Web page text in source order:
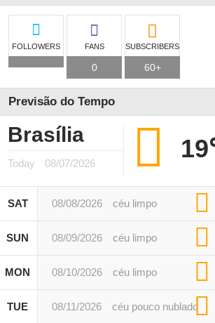
FOLLOWERS FANS
0
SUBSCRIBERS
60+
Previsão do Tempo
Brasília
Today 08/07/2026
SAT 08/08/2026 céu limpo
SUN 08/09/2026 céu limpo
MON 08/10/2026 céu limpo
TUE 08/11/2026 céu pouco nublado